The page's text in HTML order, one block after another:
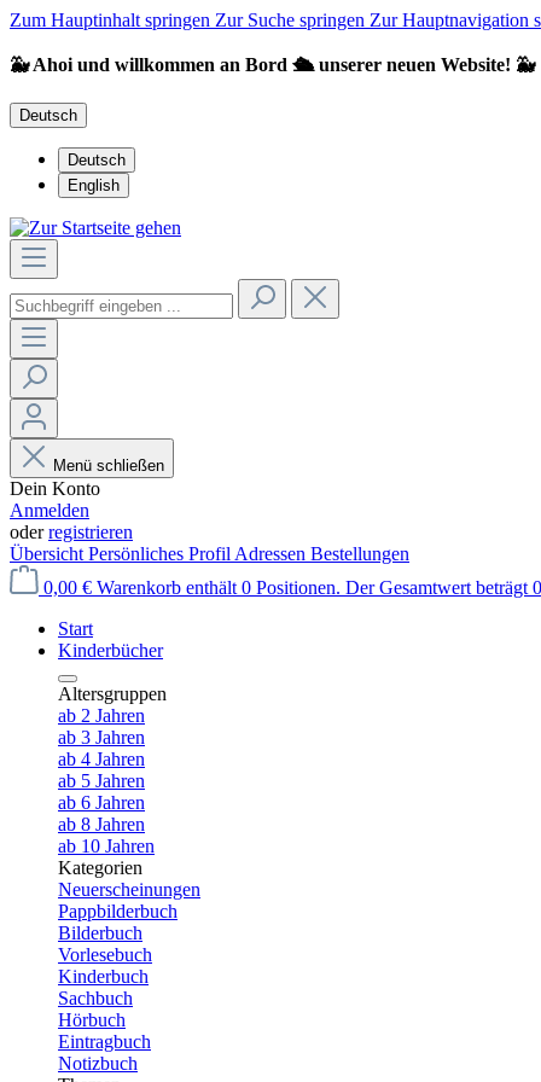
Zum Hauptinhalt springen Zur Suche springen Zur Hauptnavigation
🐳 Ahoi und willkommen an Bord 🛳️ unserer neuen Website! 🐳
Deutsch
Deutsch
English
Menü schließen
Dein Konto
Anmelden
oderregistrieren
Übersicht Persönliches Profil Adressen Bestellungen
0,00 € Warenkorb enthält 0 Positionen. Der Gesamtwert beträgt
Start
Kinderbücher
Altersgruppen
ab 2 Jahren
ab 3 Jahren
ab 4 Jahren
ab 5 Jahren
ab 6 Jahren
ab 8 Jahren
ab 10 Jahren
Kategorien
Neuerscheinungen
Pappbilderbuch
Bilderbuch
Vorlesebuch
Kinderbuch
Sachbuch
Hörbuch
Eintragbuch
Notizbuch